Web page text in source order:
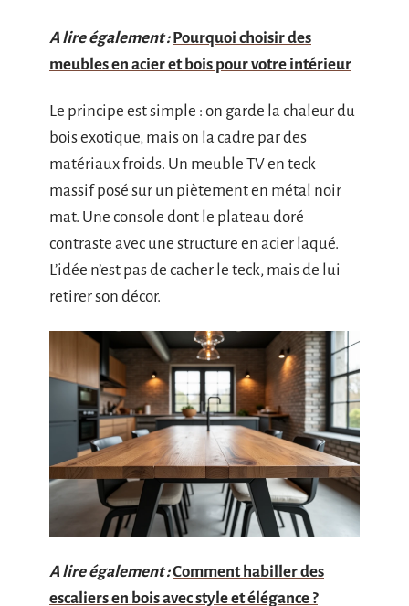
A lire également : Pourquoi choisir des
meubles en acier et bois pour votre intérieur
Le principe est simple : on garde la chaleur du
bois exotique, mais on la cadre par des
matériaux froids. Un meuble TV en teck
massif posé sur un piètement en métal noir
mat. Une console dont le plateau doré
contraste avec une structure en acier laqué.
L’idée n’est pas de cacher le teck, mais de lui
retirer son décor.
A lire également :Comment habiller des
escaliers en bois avec style et élégance ?